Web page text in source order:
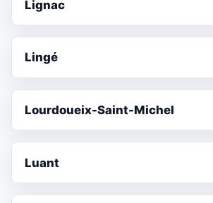
Lignac
Lingé
Lourdoueix-Saint-Michel
Luant